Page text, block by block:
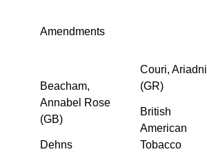
Amendments
Beacham,
Annabel Rose
(GB)
Dehns
Couri, Ariadni
(GR)
British
American
Tobacco